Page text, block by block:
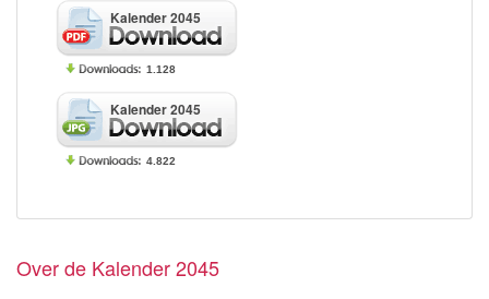
Kalender 2045
1.128
Kalender 2045
4.822
Over de Kalender 2045